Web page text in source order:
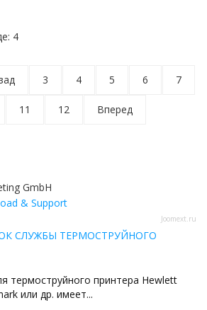
4
3 4 5 6 7
11 12 Вперед
GmbH
& Support
Joomext.ru
СЛУЖБЫ ТЕРМОСТРУЙНОГО
термоструйного принтера Hewlett
или др. имеет...